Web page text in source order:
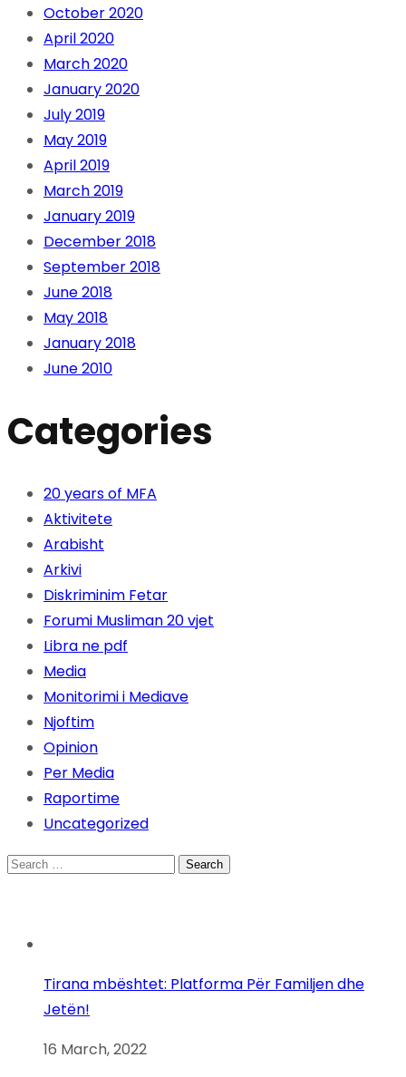
October 2020
April 2020
March 2020
January 2020
July 2019
May 2019
April 2019
March 2019
January 2019
December 2018
September 2018
June 2018
May 2018
January 2018
June 2010
Categories
20 years of MFA
Aktivitete
Arabisht
Arkivi
Diskriminim Fetar
Forumi Musliman 20 vjet
Libra ne pdf
Media
Monitorimi i Mediave
Njoftim
Opinion
Per Media
Raportime
Uncategorized
Search
Tirana mbështet: Platforma Për Familjen dhe
Jetën!
16 March, 2022